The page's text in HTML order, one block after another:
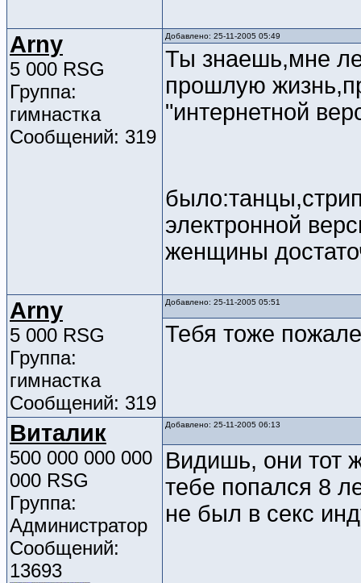
Arny
5 000 RSG
Группа:
гимнастка
Сообщений: 319
Добавлено: 25-11-2005 05:49
Ты знаешь,мне
прошлую
"интернетной
электронной
женщины
Arny
5 000 RSG
Группа:
гимнастка
Сообщений: 319
Добавлено: 25-11-2005 05:51
Тебя тоже
Виталик
500 000 000 000
000 RSG
Группа:
Администратор
Сообщений:
13693
Добавлено: 25-11-2005 06:13
Видишь, они тот
тебе попался 8
не был в секс